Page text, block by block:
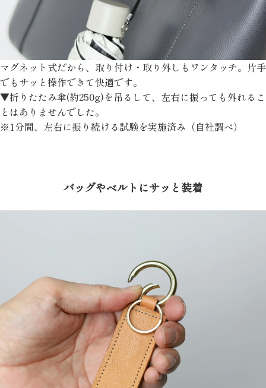
マグネット式だから、取り付け・取り外しもワンタッチ。片手
でもサッと操作できて快適です。
▼折りたたみ傘(約250g)を吊るして、左右に振っても外れるこ
とはありませんでした。
※1分間、左右に振り続ける試験を実施済み（自社調べ）
バッグやベルトにサッと装着